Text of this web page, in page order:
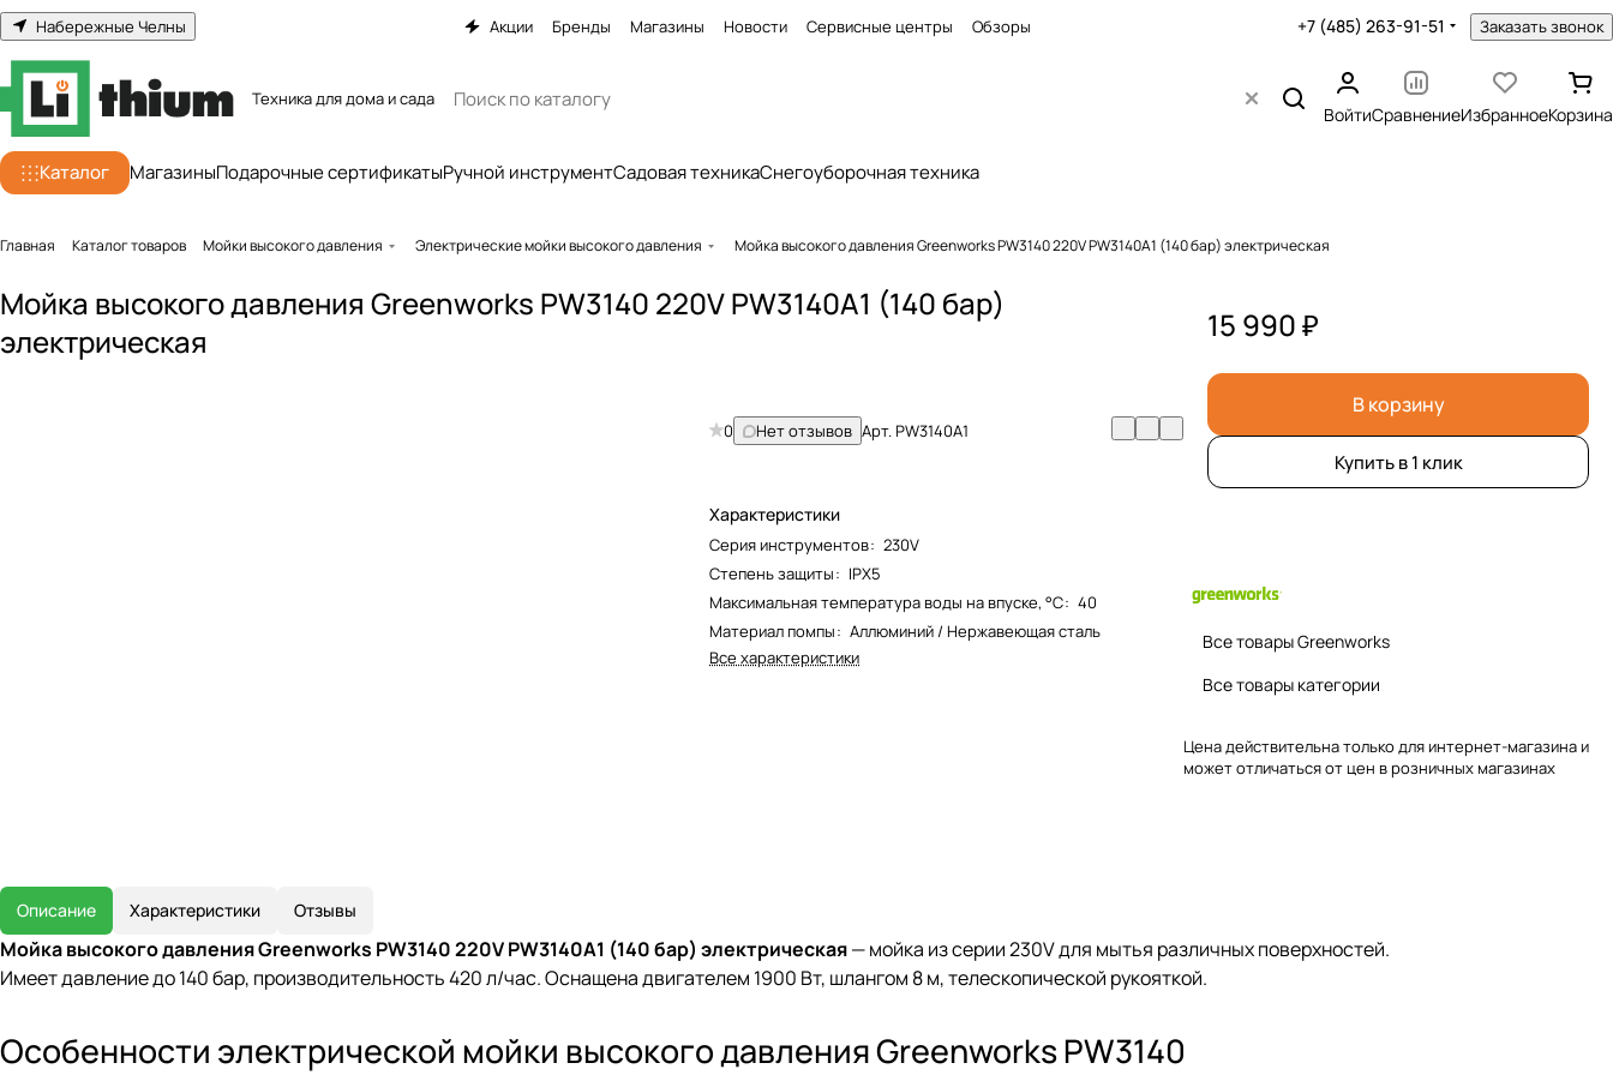
Набережные Челны Акции Бренды Магазины Новости Сервисные центры Обзоры +7 (485) 263-91-51 Заказать звонок
Техника для дома и сада
ВойтиСравнениеИзбранноеКорзина
Каталог МагазиныПодарочные сертификатыРучной инструментСадовая техникаСнегоуборочная техника
Главная Каталог товаров Мойки высокого давления Электрические мойки высокого давления Мойка высокого давления Greenworks PW3140 220V PW3140A1 (140 бар) электрическая
Мойка высокого давления Greenworks PW3140 220V PW3140A1 (140 бар)
электрическая
0 Нет отзывов Арт.PW3140A1
Характеристики
Серия инструментов: 230V
Степень защиты: IPX5
Максимальная температура воды на впуске, °C: 40
Материал помпы: Аллюминий / Нержавеющая сталь
Все характеристики
15 990 ₽
В корзину
Купить в 1 клик
Все товары Greenworks
Все товары категории
Цена действительна только для интернет-магазина и
может отличаться от цен в розничных магазинах
Описание Характеристики Отзывы
Мойка высокого давления Greenworks PW3140 220V PW3140A1 (140 бар) электрическая— мойка из серии 230V для мытья различных поверхностей.
Имеет давление до 140 бар, производительность 420 л/час. Оснащена двигателем 1900 Вт, шлангом 8 м, телескопической рукояткой.
Особенности электрической мойки высокого давления Greenworks PW3140